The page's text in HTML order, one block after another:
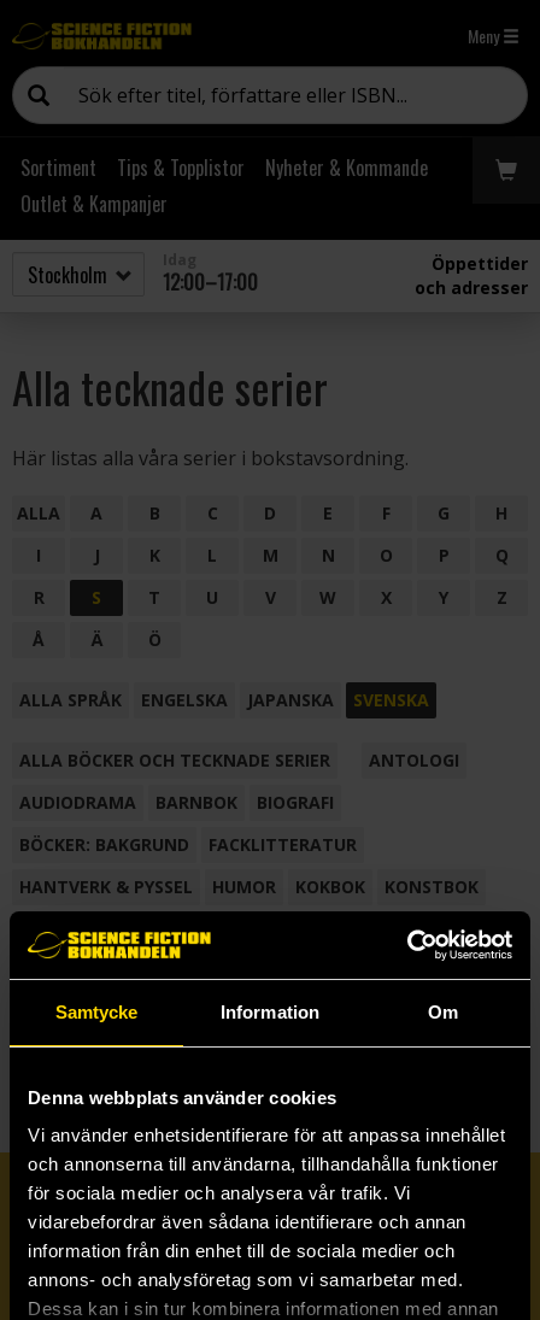
Samtycke Information Om
Denna webbplats använder cookies
Vi använder enhetsidentifierare för att anpassa innehållet
och annonserna till användarna, tillhandahålla funktioner
för sociala medier och analysera vår trafik. Vi
vidarebefordrar även sådana identifierare och annan
information från din enhet till de sociala medier och
annons- och analysföretag som vi samarbetar med.
Dessa kan i sin tur kombinera informationen med annan
Meny
Sortiment Tips & Topplistor
Nyheter & Kommande
Outlet & Kampanjer
12:00–17:00
Öppettider
och adresser
Alla tecknade serier
Här listas alla våra serier i bokstavsordning.
ALLA A B C D E F G
H
I
J K L M N O P
Q
R
S T U V W X Y
Z
Å
Ä Ö
ALLA SPRÅK ENGELSKA JAPANSKA SVENSKA
ALLA BÖCKER OCH TECKNADE SERIER
ANTOLOGI
AUDIODRAMA
BARNBOK
BIOGRAFI
BÖCKER: BAKGRUND
FACKLITTERATUR
HANTVERK & PYSSEL
HUMOR KOKBOK
KONSTBOK
KORTROMAN
LÄROBOK
NOVELL
SAMLINGSVOLYM
TECKNA & MÅLA TECKNAD SERIE
Prenumerera på vårt nyhetsbrev
Veckobrevet